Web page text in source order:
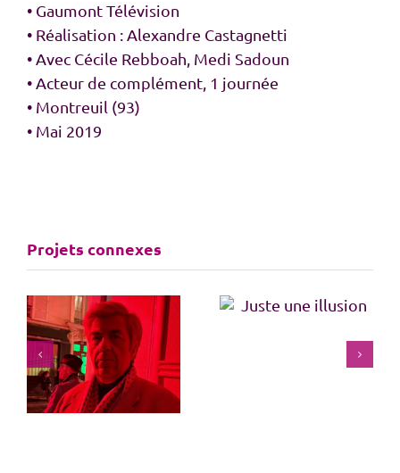
• Gaumont Télévision
• Réalisation : Alexandre Castagnetti
• Avec Cécile Rebboah, Medi Sadoun
• Acteur de complément, 1 journée
• Montreuil (93)
• Mai 2019
Projets connexes
Juste une illusion